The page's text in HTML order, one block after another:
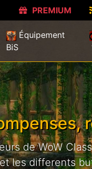
PREMIUM
Équipement
BiS
de WoW
les differents